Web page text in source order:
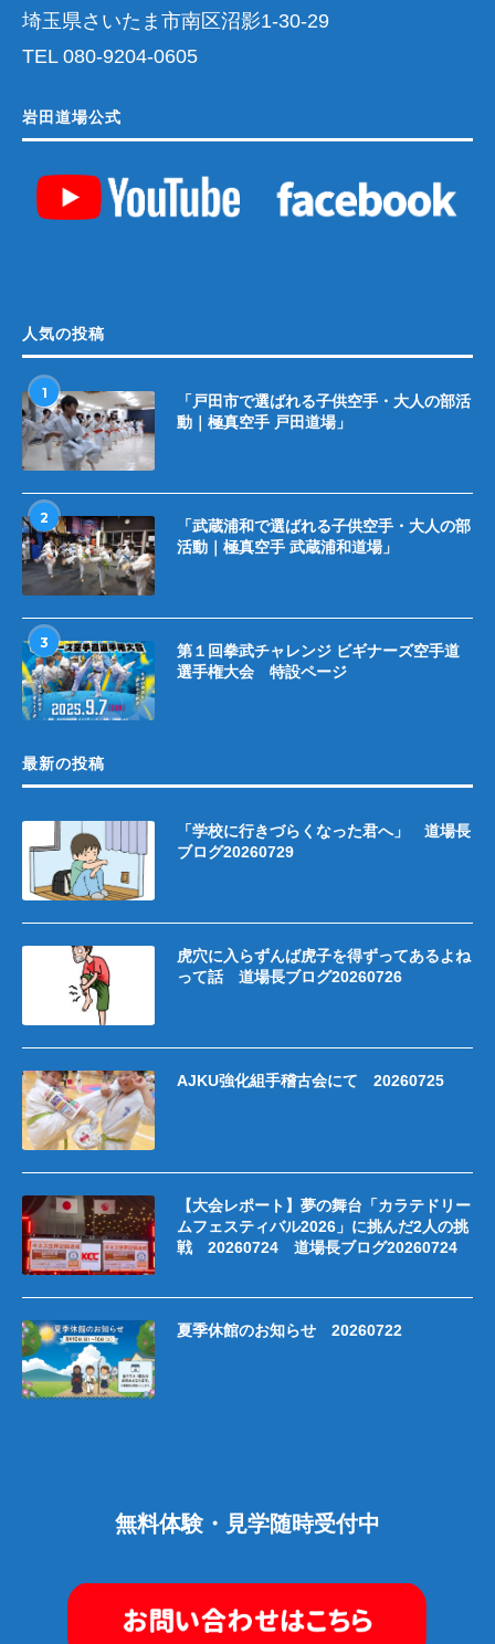
埼玉県さいたま市南区沼影1-30-29
TEL 080-9204-0605
岩田道場公式
人気の投稿
1
「戸田市で選ばれる子供空手・大人の部活
動｜極真空手 戸田道場」
2
「武蔵浦和で選ばれる子供空手・大人の部
活動｜極真空手 武蔵浦和道場」
3
第１回拳武チャレンジ ビギナーズ空手道
選手権大会 特設ページ
最新の投稿
「学校に行きづらくなった君へ」 道場長
ブログ20260729
虎穴に入らずんば虎子を得ずってあるよね
って話 道場長ブログ20260726
AJKU強化組手稽古会にて 20260725
【大会レポート】夢の舞台「カラテドリー
ムフェスティバル2026」に挑んだ2人の挑
戦 20260724 道場長ブログ20260724
夏季休館のお知らせ 20260722
無料体験・見学随時受付中